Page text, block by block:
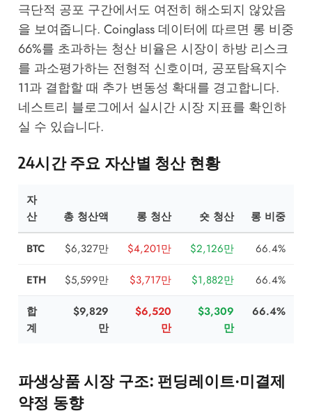
극단적 공포 구간에서도 여전히 해소되지 않았음
을 보여줍니다. Coinglass데이터에 따르면 롱 비중
66%를 초과하는 청산 비율은 시장이 하방 리스크
를 과소평가하는 전형적 신호이며, 공포탐욕지수
11과 결합할 때 추가 변동성 확대를 경고합니다.
네스트리 블로그에서 실시간 시장 지표를 확인하
실 수 있습니다.
24시간 주요 자산별 청산 현황
자
산
총 청산액 롱 청산 숏 청산 롱 비중
BTC $6,327만 $4,201만 $2,126만 66.4%
ETH $5,599만 $3,717만 $1,882만 66.4%
합
계
$9,829
만
$6,520
만
$3,309
만
66.4%
파생상품 시장 구조: 펀딩레이트·미결제
약정 동향